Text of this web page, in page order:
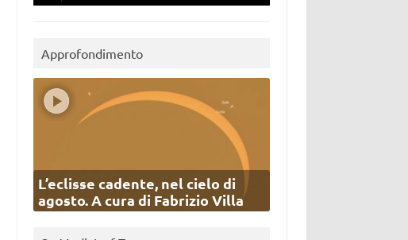
Approfondimento
L’eclisse cadente, nel cielo di
agosto. A cura di Fabrizio Villa